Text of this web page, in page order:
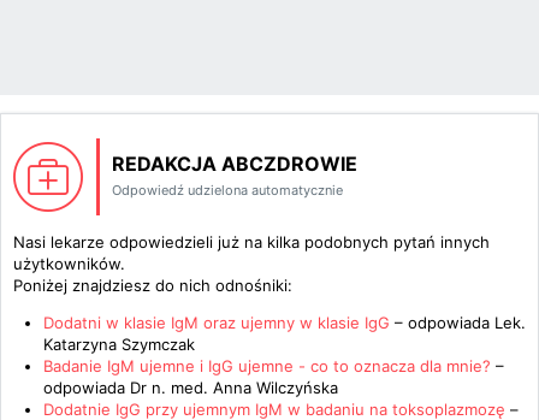
REDAKCJA ABCZDROWIE
Odpowiedź udzielona automatycznie
Nasi lekarze odpowiedzieli już na kilka podobnych pytań innych
użytkowników.
Poniżej znajdziesz do nich odnośniki:
Dodatni w klasie IgM oraz ujemny w klasie IgG – odpowiada Lek.
Katarzyna Szymczak
Badanie IgM ujemne i IgG ujemne - co to oznacza dla mnie? –
odpowiada Dr n. med. Anna Wilczyńska
Dodatnie IgG przy ujemnym IgM w badaniu na toksoplazmozę –